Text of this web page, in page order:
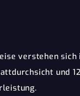
verstehen sich
und